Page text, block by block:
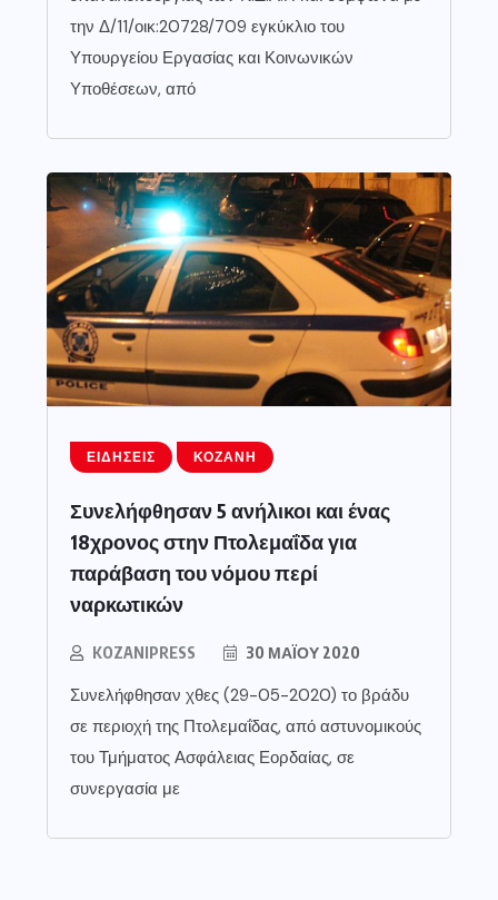
την Δ/11/οικ:20728/709 εγκύκλιο του
Υπουργείου Εργασίας και Κοινωνικών
Υποθέσεων, από
ΕΙΔΉΣΕΙΣ ΚΟΖΆΝΗ
Συνελήφθησαν 5 ανήλικοι και ένας
18χρονος στην Πτολεμαΐδα για
παράβαση του νόμου περί
ναρκωτικών
KOZANIPRESS 30 ΜΑΪ́ΟΥ 2020
Συνελήφθησαν χθες (29-05-2020) το βράδυ
σε περιοχή της Πτολεμαΐδας, από αστυνομικούς
του Τμήματος Ασφάλειας Εορδαίας, σε
συνεργασία με